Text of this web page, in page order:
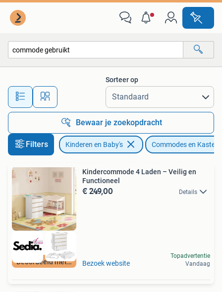
Alle afstanden…
Sorteer op
Bewaar je zoekopdracht
Filters Kinderen en Baby's Commodes en Kasten
Beoordeeld met 9+
Kindercommode 4 Laden – Veilig en
Functioneel
€ 249,00 Details
Bezoek website
Topadvertentie
Vandaag